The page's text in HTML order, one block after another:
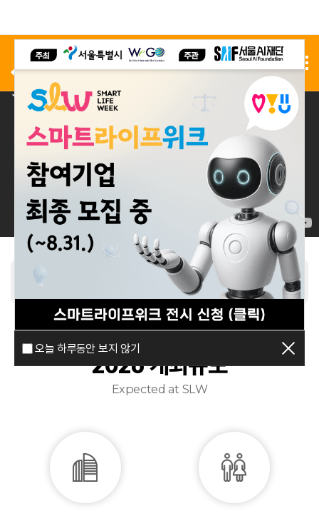
오늘 하루동안 보지 않기
사전 등록 전시 신청
2026 개최규모
Expected at SLW